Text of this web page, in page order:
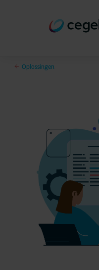
Oplossingen